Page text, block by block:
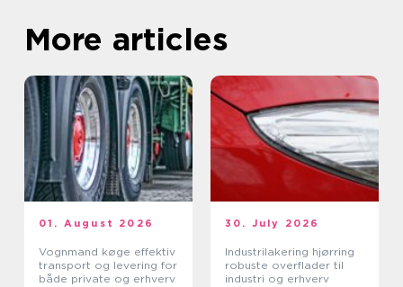
More articles
01. August 2026
Vognmand køge effektiv
transport og levering for
både private og erhverv
30. July 2026
Industrilakering hjørring
robuste overflader til
industri og erhverv